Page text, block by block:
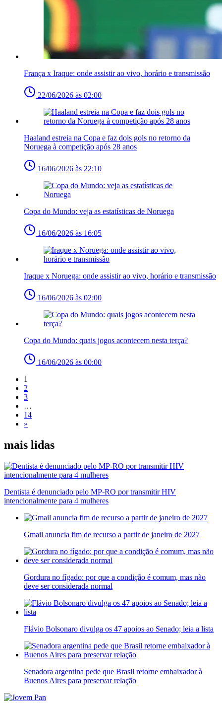
França x Iraque: onde assistir ao vivo, horário e transmissão
22/06/2026 às 02:00
Haaland estreia na Copa e faz dois gols no retorno da
Noruega à competição após 28 anos
16/06/2026 às 22:10
Copa do Mundo: veja as estatísticas de Noruega
16/06/2026 às 16:05
Iraque x Noruega: onde assistir ao vivo, horário e transmissão
16/06/2026 às 02:00
Copa do Mundo: quais jogos acontecem nesta terça?
16/06/2026 às 00:00
1
2
3
…
14
»
mais lidas
Dentista é denunciado pelo MP-RO por transmitir HIV
intencionalmente para 4 mulheres
Gmail anuncia fim de recurso a partir de janeiro de 2027
Gordura no fígado: por que a condição é comum, mas não
deve ser considerada normal
Flávio Bolsonaro divulga os 47 apoios ao Senado; leia a lista
Senadora argentina pede que Brasil retorne embaixador à
Buenos Aires para preservar relação